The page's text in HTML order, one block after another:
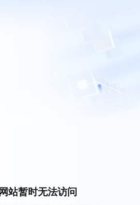
网站暂时无法访问